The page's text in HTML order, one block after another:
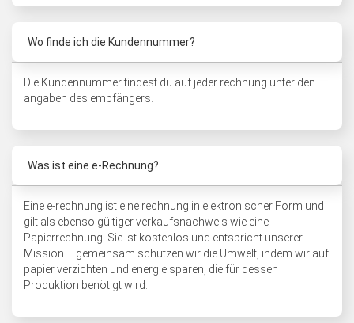
Wo finde ich die Kundennummer?
Die Kundennummer findest du auf jeder rechnung unter den
angaben des empfängers.
Was ist eine e-Rechnung?
Eine e-rechnung ist eine rechnung in elektronischer Form und
gilt als ebenso gültiger verkaufsnachweis wie eine
Papierrechnung. Sie ist kostenlos und entspricht unserer
Mission – gemeinsam schützen wir die Umwelt, indem wir auf
papier verzichten und energie sparen, die für dessen
Produktion benötigt wird.